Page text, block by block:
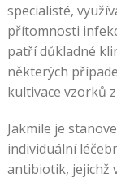
specialisté,
přítomnosti
patří důkladné
některých
kultivace vzorků
Jakmile je
individuální
antibiotik, jejichž